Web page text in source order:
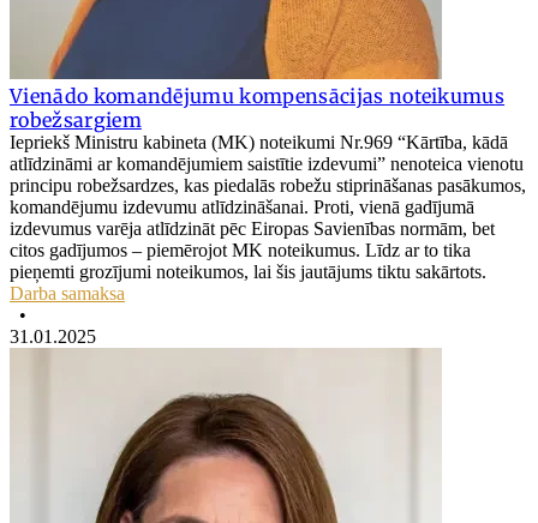
Vienādo komandējumu kompensācijas noteikumus
robežsargiem
Iepriekš Ministru kabineta (MK) noteikumi Nr.969 “Kārtība, kādā
atlīdzināmi ar komandējumiem saistītie izdevumi” nenoteica vienotu
principu robežsardzes, kas piedalās robežu stiprināšanas pasākumos,
komandējumu izdevumu atlīdzināšanai. Proti, vienā gadījumā
izdevumus varēja atlīdzināt pēc Eiropas Savienības normām, bet
citos gadījumos – piemērojot MK noteikumus. Līdz ar to tika
pieņemti grozījumi noteikumos, lai šis jautājums tiktu sakārtots.
Darba samaksa
•
31.01.2025